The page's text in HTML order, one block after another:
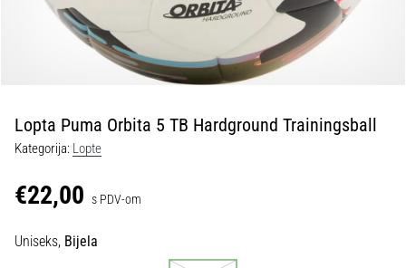
1. 7. 2025
•
Play
More
Lopta Puma Orbita 5 TB Hardground Trainingsball
Kategorija: Lopte
€22,00 s PDV-om
Uniseks, Bijela